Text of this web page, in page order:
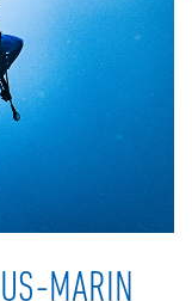
MARIN